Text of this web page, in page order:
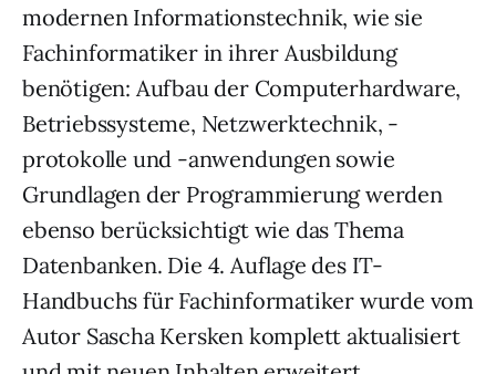
modernen Informationstechnik, wie sie
Fachinformatiker in ihrer Ausbildung
benötigen: Aufbau der Computerhardware,
Betriebssysteme, Netzwerktechnik, -
protokolle und -anwendungen sowie
Grundlagen der Programmierung werden
ebenso berücksichtigt wie das Thema
Datenbanken. Die 4. Auflage des IT-
Handbuchs für Fachinformatiker wurde vom
Autor Sascha Kersken komplett aktualisiert